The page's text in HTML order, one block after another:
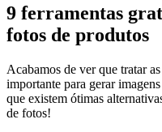
9 ferramentas
fotos de produtos
Acabamos de ver que tratar
importante para gerar
que existem ótimas
de fotos!